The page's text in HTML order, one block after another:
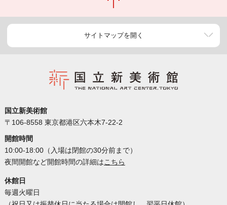
サイトマップを開く
国立新美術館
〒106-8558 東京都港区六本木7-22-2
開館時間
10:00-18:00（入場は閉館の30分前まで）
夜間開館など開館時間の詳細はこちら
休館日
毎週火曜日